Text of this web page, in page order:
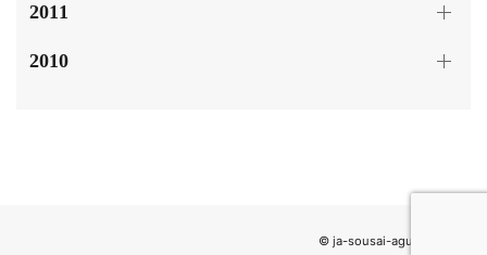
2011
2010
© ja-sousai-agulemu.com